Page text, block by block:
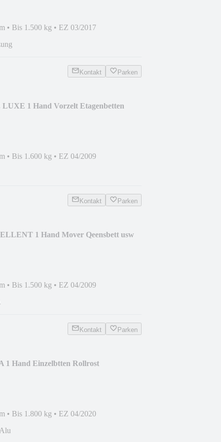
• Bis 1.500 kg • EZ 03/2017
Kontakt Parken
1 Hand Vorzelt Etagenbetten
• Bis 1.600 kg • EZ 04/2009
Kontakt Parken
1 Hand Mover Qeensbett usw
• Bis 1.500 kg • EZ 04/2009
Kontakt Parken
1 Hand Einzelbtten Rollrost
• Bis 1.800 kg • EZ 04/2020